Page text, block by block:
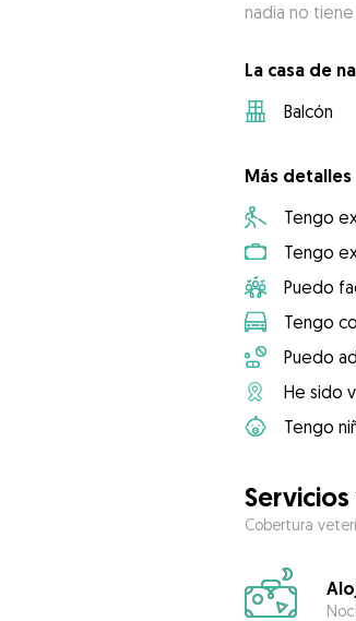
nadia no
La casa de
Balcón
Más detalles
Tengo
Tengo
Puedo
Tengo
Puedo
He sido
Tengo
Cobertura